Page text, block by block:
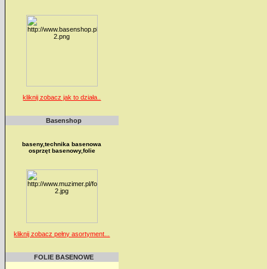
kliknij zobacz jak to działa..
Basenshop
baseny,technika basenowa
osprzęt basenowy,folie
kliknij zobacz pełny asortyment...
FOLIE BASENOWE